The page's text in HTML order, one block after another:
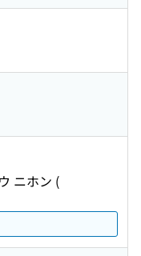
ニホン (